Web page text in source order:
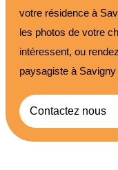
votre résidence à
les photos de votre
intéressent, ou
paysagiste à
Contactez nous